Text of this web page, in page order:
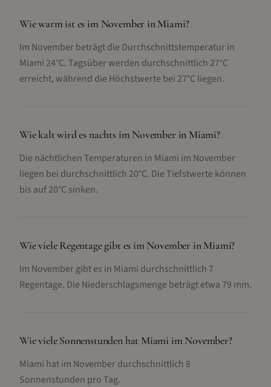
Wie warm ist es im November in Miami?
Im November beträgt die Durchschnittstemperatur in
Miami 24°C. Tagsüber werden durchschnittlich 27°C
erreicht, während die Höchstwerte bei 27°C liegen.
Wie kalt wird es nachts im November in Miami?
Die nächtlichen Temperaturen in Miami im November
liegen bei durchschnittlich 20°C. Die Tiefstwerte können
bis auf 20°C sinken.
Wie viele Regentage gibt es im November in Miami?
Im November gibt es in Miami durchschnittlich 7
Regentage. Die Niederschlagsmenge beträgt etwa 79 mm.
Wie viele Sonnenstunden hat Miami im November?
Miami hat im November durchschnittlich 8
Sonnenstunden pro Tag.